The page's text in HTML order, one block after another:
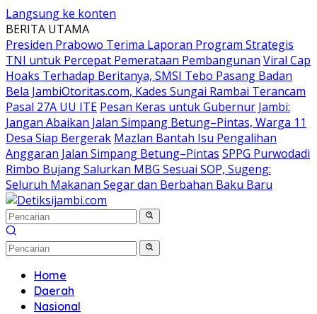
Langsung ke konten
BERITA UTAMA
Presiden Prabowo Terima Laporan Program Strategis
TNI untuk Percepat Pemerataan Pembangunan Viral Cap
Hoaks Terhadap Beritanya, SMSI Tebo Pasang Badan
Bela JambiOtoritas.com, Kades Sungai Rambai Terancam
Pasal 27A UU ITE Pesan Keras untuk Gubernur Jambi:
Jangan Abaikan Jalan Simpang Betung–Pintas, Warga 11
Desa Siap Bergerak Mazlan Bantah Isu Pengalihan
Anggaran Jalan Simpang Betung–Pintas SPPG Purwodadi
Rimbo Bujang Salurkan MBG Sesuai SOP, Sugeng:
Seluruh Makanan Segar dan Berbahan Baku Baru
Home
Daerah
Nasional